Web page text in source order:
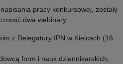
pracy konkursowej, zostały
dwa webinary:
z Delegatury IPN w Kielcach (16
form i nauk dziennikarskich,